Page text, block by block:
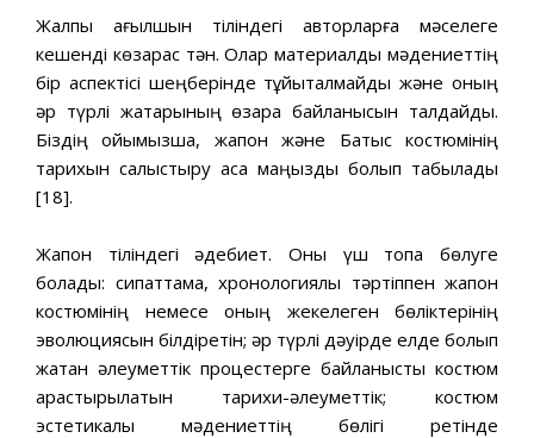
Жалпы ағылшын тіліндегі авторларға мәселеге
кешенді көзқарас тән. Олар материалдық мәдениеттің
бір аспектісі шеңберінде тұйықталмайды және оның
әр түрлі жақтарының өзара байланысын талдайды.
Біздің ойымызша, жапон және Батыс костюмінің
тарихын салыстыру аса маңызды болып табылады
[18].
Жапон тіліндегі әдебиет. Оны үш топқа бөлуге
болады: сипаттама, хронологиялық тәртіппен жапон
костюмінің немесе оның жекелеген бөліктерінің
эволюциясын білдіретін; әр түрлі дәуірде елде болып
жатқан әлеуметтік процестерге байланысты костюм
қарастырылатын тарихи-әлеуметтік; костюм
эстетикалық мәдениеттің бөлігі ретінде